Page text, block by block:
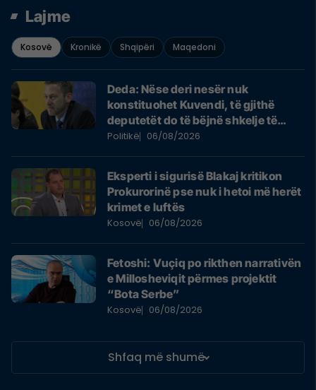
Lajme
Kosovë Kronikë Shqipëri Maqedoni
Deda: Nëse deri nesër nuk
konstituohet Kuvendi, të gjithë
deputetët do të bëjnë shkelje të
rëndë kushtetuese
Politikë 06/08/2026
Eksperti i sigurisë Blakaj kritikon
Prokurorinë pse nuk i hetoi më herët
krimet e luftës
Kosovë 06/08/2026
Fetoshi: Vuçiq po rikthen narrativën
e Millosheviqit përmes projektit
“Bota Serbe”
Kosovë 06/08/2026
Shfaq më shumë